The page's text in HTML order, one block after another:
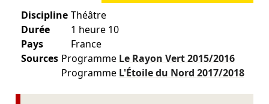
Discipline Théâtre
Durée
1 heure 10
Pays
France
Sources Programme Le Rayon Vert2015/2016
Programme L'Étoile du Nord 2017/2018